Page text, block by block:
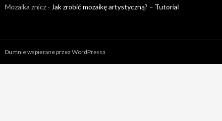
Mozaika znicz - Jak zrobić mozaikę artystyczną? – Tutorial
Dumnie wspierane przez WordPressa